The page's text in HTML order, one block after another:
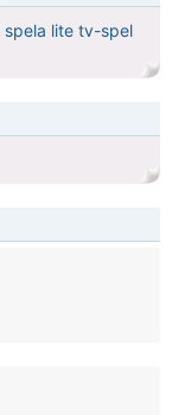
lite tv-spel